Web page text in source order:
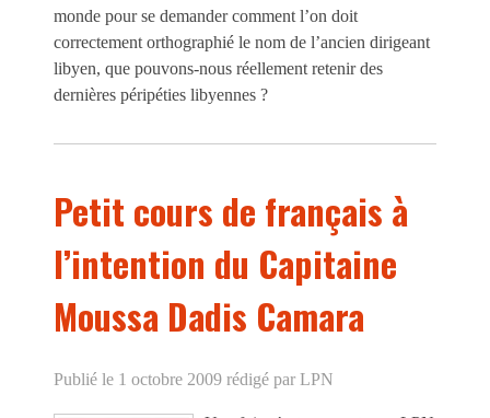
monde pour se demander comment l’on doit
correctement orthographié le nom de l’ancien dirigeant
libyen, que pouvons-nous réellement retenir des
dernières péripéties libyennes ?
Petit cours de français à
l’intention du Capitaine
Moussa Dadis Camara
Publié le 1 octobre 2009 rédigé par LPN